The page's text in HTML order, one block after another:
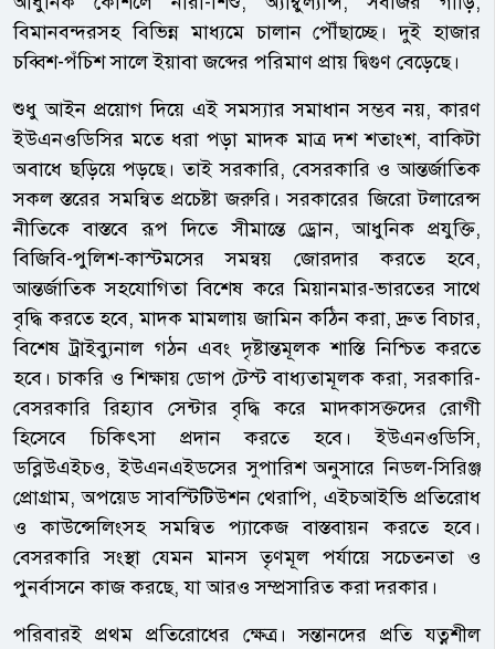
বিমানবন্দরসহ বিভিন্ন মাধ্যমে চালান পৌঁছাচ্ছে। দুই হাজার
চব্বিশ-পঁচিশ সালে ইয়াবা জব্দের পরিমাণ প্রায় দ্বিগুণ বেড়েছে।
শুধু আইন প্রয়োগ দিয়ে এই সমস্যার সমাধান সম্ভব নয়, কারণ
ইউএনওডিসির মতে ধরা পড়া মাদক মাত্র দশ শতাংশ, বাকিটা
অবাধে ছড়িয়ে পড়ছে। তাই সরকারি, বেসরকারি ও আন্তর্জাতিক
সকল স্তরের সমন্বিত প্রচেষ্টা জরুরি। সরকারের জিরো টলারেন্স
নীতিকে বাস্তবে রূপ দিতে সীমান্তে ড্রোন, আধুনিক প্রযুক্তি,
বিজিবি-পুলিশ-কাস্টমসের সমন্বয় জোরদার করতে হবে,
আন্তর্জাতিক সহযোগিতা বিশেষ করে মিয়ানমার-ভারতের সাথে
বৃদ্ধি করতে হবে, মাদক মামলায় জামিন কঠিন করা, দ্রুত বিচার,
বিশেষ ট্রাইব্যুনাল গঠন এবং দৃষ্টান্তমূলক শাস্তি নিশ্চিত করতে
হবে। চাকরি ও শিক্ষায় ডোপ টেস্ট বাধ্যতামূলক করা, সরকারি-
বেসরকারি রিহ্যাব সেন্টার বৃদ্ধি করে মাদকাসক্তদের রোগী
হিসেবে চিকিৎসা প্রদান করতে হবে। ইউএনওডিসি,
ডব্লিউএইচও, ইউএনএইডসের সুপারিশ অনুসারে নিডল-সিরিঞ্জ
প্রোগ্রাম, অপয়েড সাবস্টিটিউশন থেরাপি, এইচআইভি প্রতিরোধ
ও কাউন্সেলিংসহ সমন্বিত প্যাকেজ বাস্তবায়ন করতে হবে।
বেসরকারি সংস্থা যেমন মানস তৃণমূল পর্যায়ে সচেতনতা ও
পুনর্বাসনে কাজ করছে, যা আরও সম্প্রসারিত করা দরকার।
পরিবারই প্রথম প্রতিরোধের ক্ষেত্র। সন্তানদের প্রতি যত্নশীল